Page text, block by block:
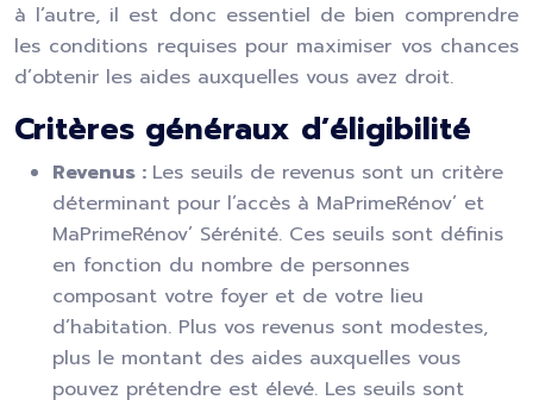
à l’autre, il est donc essentiel de bien comprendre
les conditions requises pour maximiser vos chances
d’obtenir les aides auxquelles vous avez droit.
Critères généraux d’éligibilité
Revenus : Les seuils de revenus sont un critère
déterminant pour l’accès à MaPrimeRénov’ et
MaPrimeRénov’ Sérénité. Ces seuils sont définis
en fonction du nombre de personnes
composant votre foyer et de votre lieu
d’habitation. Plus vos revenus sont modestes,
plus le montant des aides auxquelles vous
pouvez prétendre est élevé. Les seuils sont